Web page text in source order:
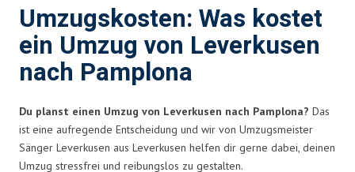
Umzugskosten: Was kostet
ein Umzug von Leverkusen
nach Pamplona
Du planst einen Umzug von Leverkusen nach Pamplona? Das
ist eine aufregende Entscheidung und wir von Umzugsmeister
Sänger Leverkusen aus Leverkusen helfen dir gerne dabei, deinen
Umzug stressfrei und reibungslos zu gestalten.